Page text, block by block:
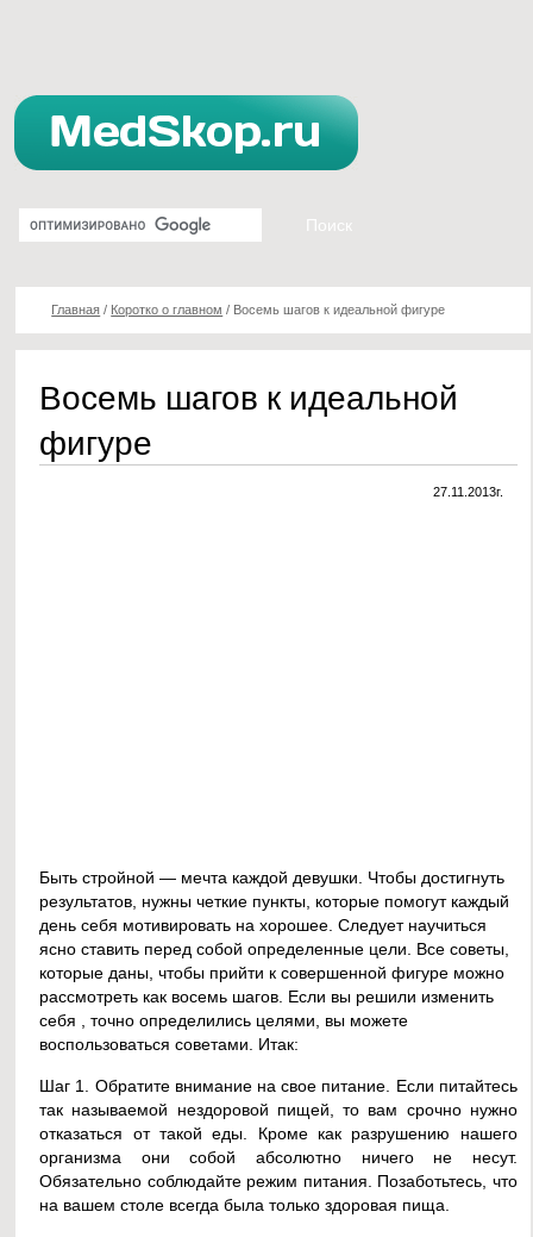
Главная / Коротко о главном / Восемь шагов к идеальной фигуре
Восемь шагов к идеальной
фигуре
27.11.2013г.
Быть стройной — мечта каждой девушки. Чтобы достигнуть
результатов, нужны четкие пункты, которые помогут каждый
день себя мотивировать на хорошее. Следует научиться
ясно ставить перед собой определенные цели. Все советы,
которые даны, чтобы прийти к совершенной фигуре можно
рассмотреть как восемь шагов. Если вы решили изменить
себя , точно определились целями, вы можете
воспользоваться советами. Итак:
Шаг 1. Обратите внимание на свое питание. Если питайтесь
так называемой нездоровой пищей, то вам срочно нужно
отказаться от такой еды. Кроме как разрушению нашего
организма они собой абсолютно ничего не несут.
Обязательно соблюдайте режим питания. Позаботьтесь, что
на вашем столе всегда была только здоровая пища.